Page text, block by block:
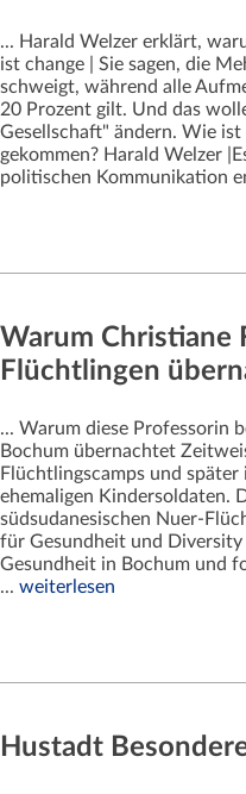
... Harald Welzer erklärt,
ist change | Sie sagen, die
schweigt, während alle
20 Prozent gilt. Und das
Gesellschaft" ändern. Wie
gekommen? Harald Welzer
politischen Kommunikation
Warum Christiane
Flüchtlingen
... Warum diese Professorin
Bochum übernachtet
Flüchtlingscamps und
ehemaligen Kindersoldaten.
südsudanesischen Nuer-
für Gesundheit und
Gesundheit in Bochum und
... weiterlesen
Hustadt